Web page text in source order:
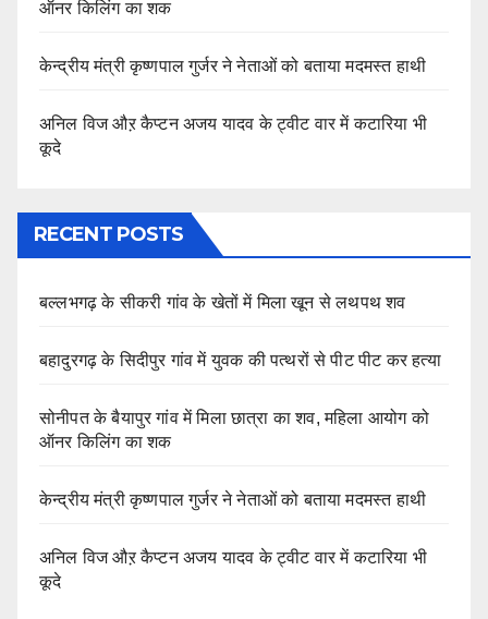
ऑनर किलिंग का शक
केन्द्रीय मंत्री कृष्णपाल गुर्जर ने नेताओं को बताया मदमस्त हाथी
अनिल विज औऱ कैप्टन अजय यादव के ट्वीट वार में कटारिया भी
कूदे
RECENT POSTS
बल्लभगढ़ के सीकरी गांव के खेतों में मिला खून से लथपथ शव
बहादुरगढ़ के सिदीपुर गांव में युवक की पत्थरों से पीट पीट कर हत्या
सोनीपत के बैयापुर गांव में मिला छात्रा का शव, महिला आयोग को
ऑनर किलिंग का शक
केन्द्रीय मंत्री कृष्णपाल गुर्जर ने नेताओं को बताया मदमस्त हाथी
अनिल विज औऱ कैप्टन अजय यादव के ट्वीट वार में कटारिया भी
कूदे